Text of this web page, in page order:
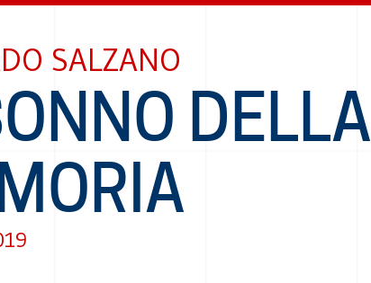
SALZANO
DELLA